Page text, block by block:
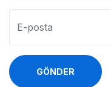
GÖNDER